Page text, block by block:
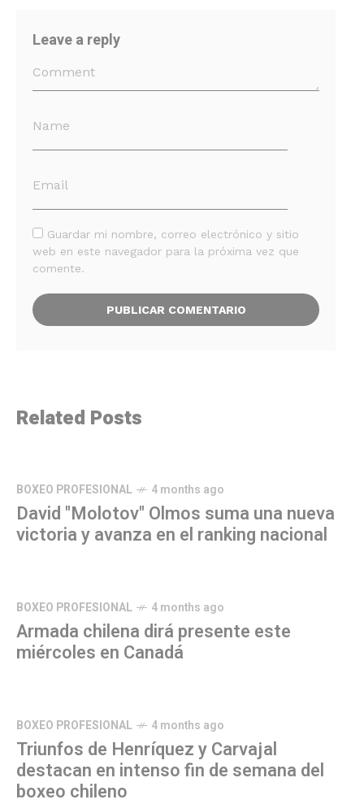
Leave a reply
Guardar mi nombre, correo electrónico y sitio
web en este navegador para la próxima vez que
comente.
Related Posts
BOXEO PROFESIONAL 4 months ago
David "Molotov" Olmos suma una nueva
victoria y avanza en el ranking nacional
BOXEO PROFESIONAL 4 months ago
Armada chilena dirá presente este
miércoles en Canadá
BOXEO PROFESIONAL 4 months ago
Triunfos de Henríquez y Carvajal
destacan en intenso fin de semana del
boxeo chileno